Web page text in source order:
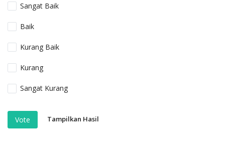
Sangat Baik
Baik
Kurang Baik
Kurang
Sangat Kurang
Vote Tampilkan Hasil